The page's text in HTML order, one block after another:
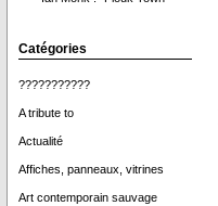
Catégories
???????????
A tribute to
Actualité
Affiches, panneaux, vitrines
Art contemporain sauvage